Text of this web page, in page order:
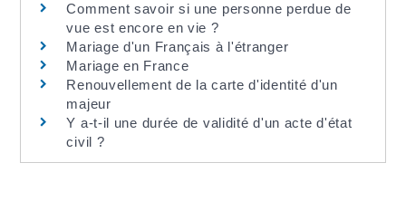
Comment savoir si une personne perdue de
vue est encore en vie ?
Mariage d'un Français à l'étranger
Mariage en France
Renouvellement de la carte d'identité d'un
majeur
Y a-t-il une durée de validité d'un acte d'état
civil ?